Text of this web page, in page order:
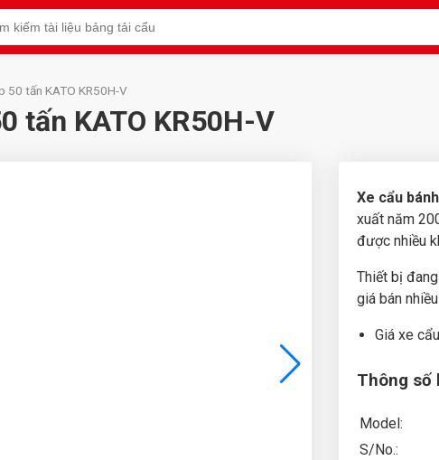
50 tấn KATO KR50H-V
tấn KATO KR50H-V
Xe cẩu
xuất năm
được nhiều
Thiết bị
giá bán
Giá xe
Thông số
Model:
S/No.: